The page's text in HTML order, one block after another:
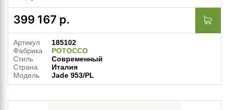
399 167 р.
Артикул
185102
Фабрика
POTOCCO
Стиль
Современный
Страна
Италия
Модель
Jade 953/PL